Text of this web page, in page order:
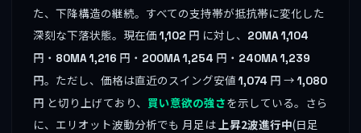
た、下降構造の継続。すべての支持帯が抵抗帯に変化した
深刻な下落状態。現在価1,102 円 に対し、 20MA1,104
円・ 80MA1,216 円・ 200MA1,254 円・ 240MA1,239
円。ただし、価格は直近のスイング安値1,074 円 →1,080
円 と切り上げており、 買い意欲の強さを示している。さら
に、エリオット波動分析でも 月足は上昇2波進行中(日足